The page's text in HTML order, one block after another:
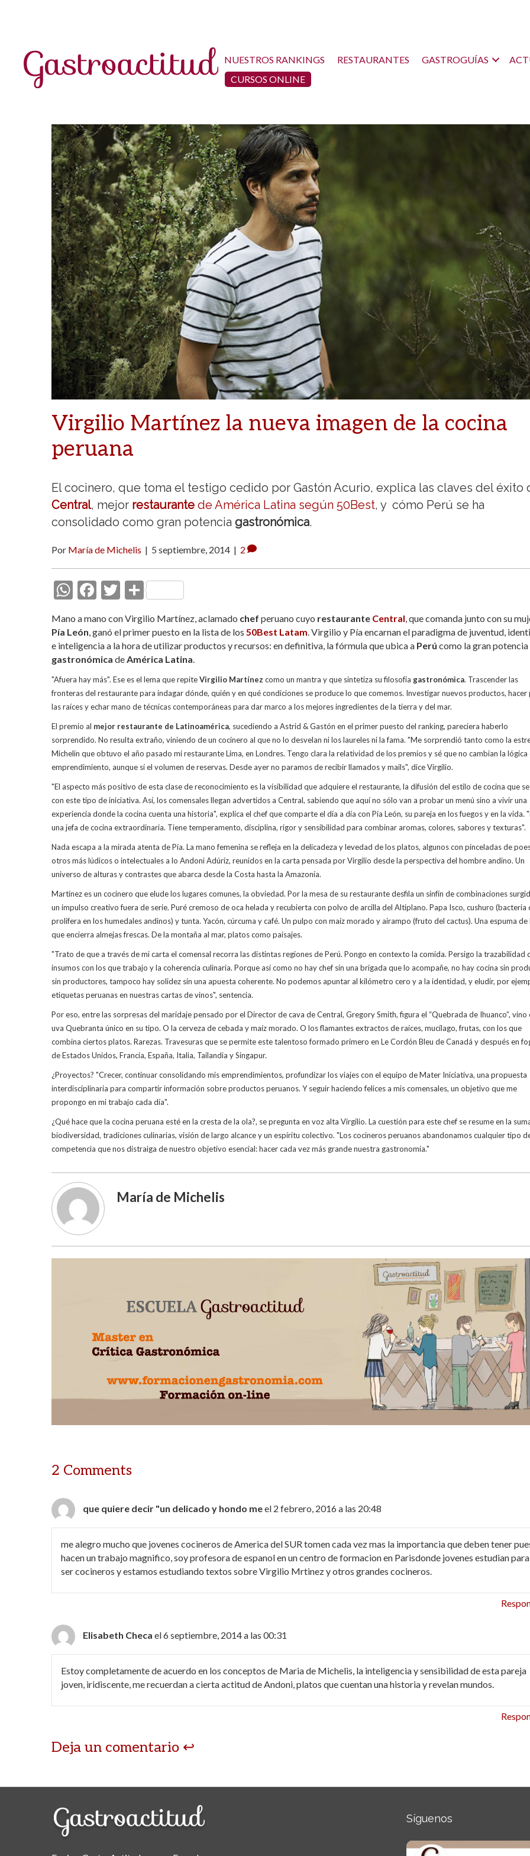
NUESTROS RANKINGS RESTAURANTES GASTROGUÍAS
CURSOS ONLINE
Virgilio Martínez la nueva imagen de la cocina
peruana
El cocinero, que toma el testigo cedido por Gastón Acurio, explica las claves del éxito
Central, mejor restaurante de América Latina según 50Best, y cómo Perú se ha
consolidado como gran potencia gastronómica.
Por María de Michelis | 5 septiembre, 2014 | 2
W
at
s
A
p
p
F
e
b
o
o
k
T
itt
er
C
m
p
ar
ti
r
Mano a mano con Virgilio Martínez, aclamado chef peruano cuyo restaurante Central, que comanda junto con su
Pía León, ganó el primer puesto en la lista de los 50Best Latam. Virgilio y Pía encarnan el paradigma de juventud,
e inteligencia a la hora de utilizar productos y recursos: en definitiva, la fórmula que ubica a Perú como la gran potencia
gastronómica deAmérica Latina.
"Afuera hay más". Ese es el lema que repiteVirgilio Martínez como un mantra y que sintetiza su filosofía gastronómica. Trascender las
fronteras del restaurante para indagar dónde, quién y en qué condiciones se produce lo que comemos. Investigar nuevos productos, hacer
las raíces y echar mano de técnicas contemporáneas para dar marco a los mejores ingredientes de la tierra y del mar.
El premio al mejor restaurante de Latinoamérica, sucediendo a Astrid & Gastón en el primer puesto del ranking, pareciera haberlo
sorprendido. No resulta extraño, viniendo de un cocinero al que no lo desvelan ni los laureles ni la fama. "Me sorprendió tanto como la
Michelin que obtuvo el año pasado mi restaurante Lima, en Londres. Tengo clara la relatividad de los premios y sé que no cambian la lógica
emprendimiento, aunque sí el volumen de reservas. Desde ayer no paramos de recibir llamados y mails", dice Virgilio.
"El aspecto más positivo de esta clase de reconocimiento es la visibilidad que adquiere el restaurante, la difusión del estilo de cocina que
con este tipo de iniciativa. Así, los comensales llegan advertidos a Central, sabiendo que aquí no sólo van a probar un menú sino a vivir una
experiencia donde la cocina cuenta una historia", explica el chef que comparte el día a día con Pía León, su pareja en los fuegos y en la vida.
una jefa de cocina extraordinaria. Tiene temperamento, disciplina, rigor y sensibilidad para combinar aromas, colores, sabores y texturas".
Nada escapa a la mirada atenta de Pía. La mano femenina se refleja en la delicadeza y levedad de los platos, algunos con pinceladas de
otros más lúdicos o intelectuales a lo Andoni Adúriz, reunidos en la carta pensada por Virgilio desde la perspectiva del hombre andino. Un
universo de alturas y contrastes que abarca desde la Costa hasta la Amazonía.
Martínez es un cocinero que elude los lugares comunes, la obviedad. Por la mesa de su restaurante desfila un sinfín de combinaciones
un impulso creativo fuera de serie. Puré cremoso de oca helada y recubierta con polvo de arcilla del Altiplano. Papa Isco, cushuro (bacteria
prolifera en los humedales andinos) y tunta. Yacón, cúrcuma y café. Un pulpo con maíz morado y airampo (fruto del cactus). Una espuma de
que encierra almejas frescas. De la montaña al mar, platos como paisajes.
"Trato de que a través de mi carta el comensal recorra las distintas regiones de Perú. Pongo en contexto la comida. Persigo la trazabilidad
insumos con los que trabajo y la coherencia culinaria. Porque así como no hay chef sin una brigada que lo acompañe, no hay cocina sin
sin productores, tampoco hay solidez sin una apuesta coherente. No podemos apuntar al kilómetro cero y a la identidad, y eludir, por
etiquetas peruanas en nuestras cartas de vinos", sentencia.
Por eso, entre las sorpresas del maridaje pensado por el Director de cava de Central, Gregory Smith, figura el “Quebrada de Ihuanco”, vino
uva Quebranta único en su tipo. O la cerveza de cebada y maíz morado. O los flamantes extractos de raíces, mucílago, frutas, con los que
combina ciertos platos. Rarezas. Travesuras que se permite este talentoso formado primero en Le Cordón Bleu de Canadá y después en
de Estados Unidos, Francia, España, Italia, Tailandia y Singapur.
¿Proyectos? "Crecer, continuar consolidando mis emprendimientos, profundizar los viajes con el equipo de Mater Iniciativa, una propuesta
interdisciplinaria para compartir información sobre productos peruanos. Y seguir haciendo felices a mis comensales, un objetivo que me
propongo en mi trabajo cada día".
¿Qué hace que la cocina peruana esté en la cresta de la ola?, se pregunta en voz alta Virgilio. La cuestión para este chef se resume en la
biodiversidad, tradiciones culinarias, visión de largo alcance y un espíritu colectivo. "Los cocineros peruanos abandonamos cualquier tipo
competencia que nos distraiga de nuestro objetivo esencial: hacer cada vez más grande nuestra gastronomía."
María de Michelis
2 Comments
que quiere decir "un delicado y hondo meel 2 febrero, 2016 a las 20:48
me alegro mucho que jovenes cocineros de America del SUR tomen cada vez mas la importancia que deben tener
hacen un trabajo magnifico, soy profesora de espanol en un centro de formacion en Parisdonde jovenes estudian para
ser cocineros y estamos estudiando textos sobre Virgilio Mrtinez y otros grandes cocineros.
Elisabeth Checa el 6 septiembre, 2014 a las 00:31
Estoy completamente de acuerdo en los conceptos de Maria de Michelis, la inteligencia y sensibilidad de esta pareja
joven, iridiscente, me recuerdan a cierta actitud de Andoni, platos que cuentan una historia y revelan mundos.
Deja un comentario
Síguenos